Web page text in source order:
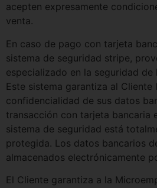
acepten expresamente
venta.
En caso de pago con tarjeta
sistema de seguridad stripe,
especializado en la seguridad de
Este sistema garantiza al Cliente
confidencialidad de sus datos
transacción con tarjeta bancaria
sistema de seguridad está
protegida. Los datos bancarios
almacenados electrónicamente
El Cliente garantiza a la